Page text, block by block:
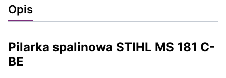
Opis
Pilarka spalinowa STIHL MS 181 C-
BE